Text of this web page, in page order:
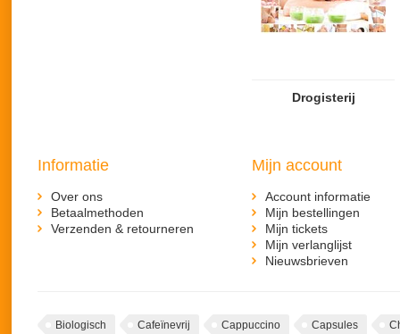
Drogisterij
Informatie
Over ons
Betaalmethoden
Verzenden & retourneren
Mijn account
Account informatie
Mijn bestellingen
Mijn tickets
Mijn verlanglijst
Nieuwsbrieven
Biologisch Cafeïnevrij Cappuccino Capsules